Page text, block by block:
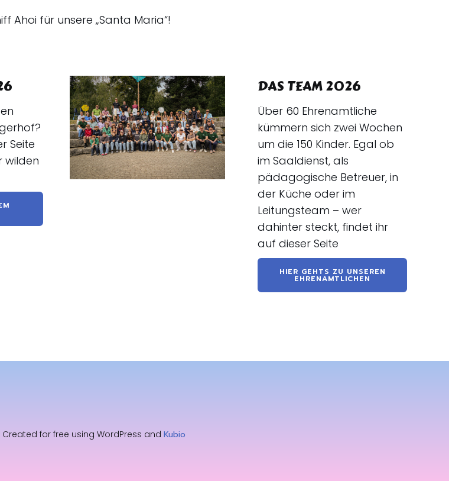
Ahoi für unsere „Santa Maria“!
Seite
wilden
DAS TEAM 2026
Über 60 Ehrenamtliche
kümmern sich zwei Wochen
um die 150 Kinder. Egal ob
im Saaldienst, als
pädagogische Betreuer, in
der Küche oder im
Leitungsteam – wer
dahinter steckt, findet ihr
auf dieser Seite
HIER GEHTS ZU UNSEREN
EHRENAMTLICHEN
for free using WordPress and Kubio